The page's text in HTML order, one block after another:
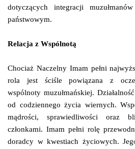
dotyczących integracji
państwowym.
Relacja z Wspólnotą
Chociaż Naczelny Imam pełni
rola jest ściśle powiązana z
wspólnoty muzułmańskiej.
od codziennego życia wiernych.
mądrości, sprawiedliwości oraz
członkami. Imam pełni rolę
doradcy w kwestiach życiowych.